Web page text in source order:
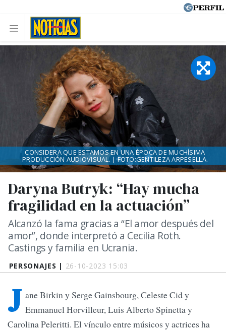
PERSONAJES | 26-10-2023 15:03
Daryna Butryk: “Hay mucha
fragilidad en la actuación”
Alcanzó la fama gracias a “El amor después del
amor”, donde interpretó a Cecilia Roth.
Castings y familia en Ucrania.
CONSIDERA QUE ESTAMOS EN UNA ÉPOCA DE MUCHÍSIMA
PRODUCCIÓN AUDIOVISUAL. | FOTO:GENTILEZA ARPESELLA.
J ane Birkin y Serge Gainsbourg, Celeste Cid y
Emmanuel Horvilleur, Luis Alberto Spinetta y
Carolina Peleritti. El vínculo entre músicos y actrices ha